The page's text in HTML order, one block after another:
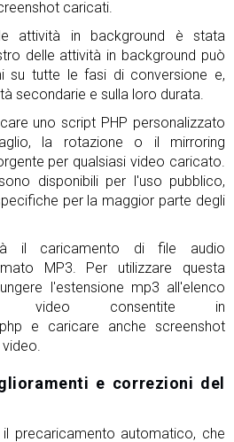
caricati.
attività in background è stata
delle attività in background può
su tutte le fasi di conversione e,
secondarie e sulla loro durata.
uno script PHP personalizzato
la rotazione o il mirroring
per qualsiasi video caricato.
disponibili per l'uso pubblico,
per la maggior parte degli
il caricamento di file audio
MP3. Per utilizzare questa
l'estensione mp3 all'elenco
video consentite in
e caricare anche screenshot
e correzioni del
precaricamento automatico, che